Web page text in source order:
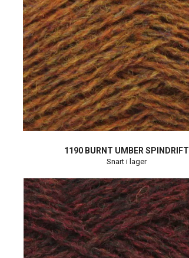
1190 BURNT UMBER SPINDRIFT
Snart i lager